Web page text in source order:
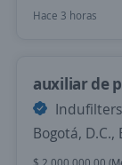
Hace 3 horas
auxiliar de
Indufilters
Bogotá, D.C.,